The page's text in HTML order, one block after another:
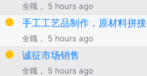
全職， 5 hours ago
手工工艺品制作，原材料拼接
全職， 5 hours ago
诚征市场销售
全職， 5 hours ago